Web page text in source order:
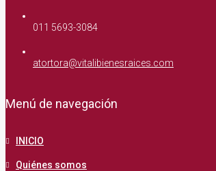
011 5693-3084
atortora@vitalibienesraices.com
Menú de navegación
INICIO
Quiénes somos